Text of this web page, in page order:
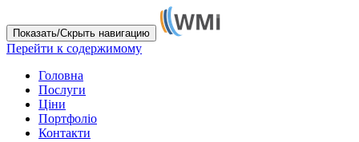
Показать/Скрыть навигацию
Перейти к содержимому
Головна
Послуги
Ціни
Портфоліо
Контакти